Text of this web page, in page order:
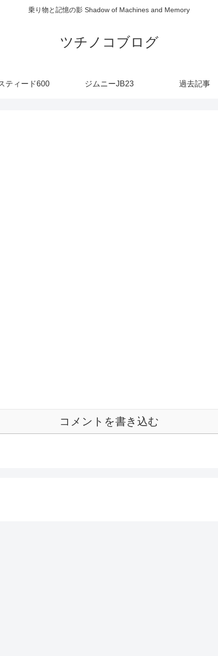
乗り物と記憶の影 Shadow of Machines and Memory
ツチノコブログ
ティード600 ジムニーJB23 過去記事
コメントを書き込む